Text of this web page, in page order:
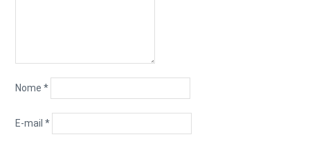
Nome*
E-mail*